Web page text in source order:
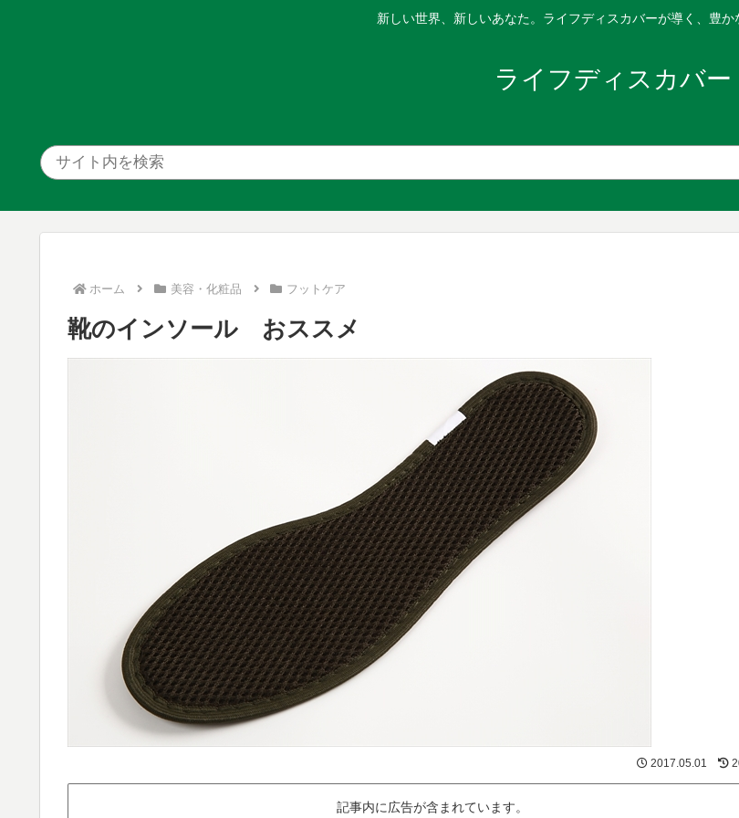
新しい世界、新しいあなた。ライフディスカバーが導く、豊か
ライフディスカバー
ホーム 美容・化粧品 フットケア
靴のインソール おススメ
2017.05.01
記事内に広告が含まれています。